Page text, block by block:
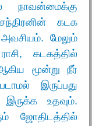
நாவன்மைக்கு
கடக
அவசியம். மேலும்
கடகத்தில்
மூன்று நீர்
இருப்பது
இருக்க உதவும்.
ஜோதிடத்தில்